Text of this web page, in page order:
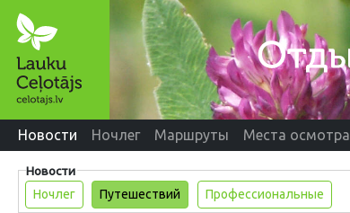
Новости Ночлег Маршруты Места осмотра
Новости
Ночлег
Путешествий Профессиональные